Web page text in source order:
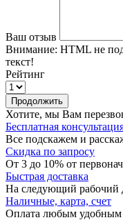
Ваш отзыв
Внимание: HTML не
текст!
Рейтинг
Продолжить
Хотите, мы Вам
Бесплатная
Все подскажем и
Скидка по запросу
От 3 до 10% от
Быстрая доставка
На следующий рабочий
Наличные, карта, счет
Оплата любым удобным